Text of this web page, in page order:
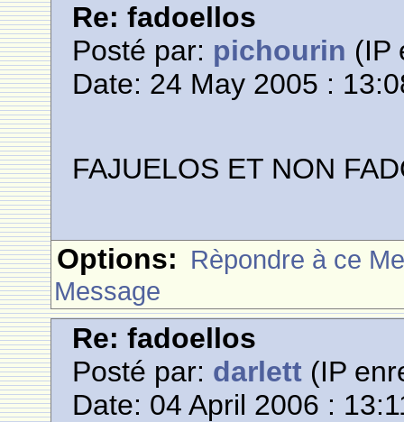
Re: fadoellos
Posté par: pichourin (IP
Date: 24 May 2005 :
FAJUELOS ET NON
Options: Rèpondre à ce
Message
Re: fadoellos
Posté par: darlett (IP
Date: 04 April 2006 :